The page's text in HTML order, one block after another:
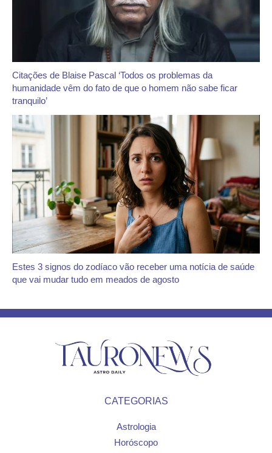
Citações de Blaise Pascal ‘Todos os problemas da
humanidade vêm do fato de que o homem não sabe ficar
tranquilo’
Estes 3 signos do zodíaco vão receber uma notícia de saúde
que vai mudar tudo em meados de agosto
CATEGORIAS
Astrologia
Horóscopo